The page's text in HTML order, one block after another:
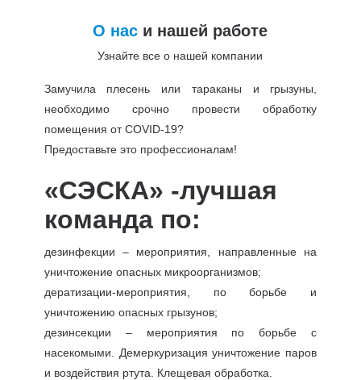
О нас и нашей работе
Узнайте все о нашей компании
Замучила плесень или тараканы и грызуны,
необходимо срочно провести обработку
помещения от COVID-19?
Предоставьте это профессионалам!
«СЭСКА» -лучшая
команда по:
дезинфекции – мероприятия, направленные на
уничтожение опасных микроорганизмов;
дератизации-мероприятия, по борьбе и
уничтожению опасных грызунов;
дезинсекции – мероприятия по борьбе с
насекомыми. Демеркуризация уничтожение паров
и воздействия ртута. Клещевая обработка.